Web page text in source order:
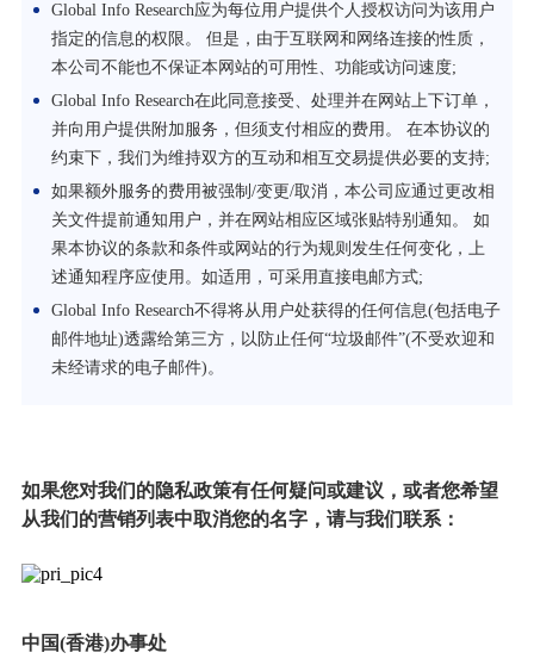
Global Info Research应为每位用户提供个人授权访问为该用户
指定的信息的权限。 但是，由于互联网和网络连接的性质，
本公司不能也不保证本网站的可用性、功能或访问速度;
Global Info Research在此同意接受、处理并在网站上下订单，
并向用户提供附加服务，但须支付相应的费用。 在本协议的
约束下，我们为维持双方的互动和相互交易提供必要的支持;
如果额外服务的费用被强制/变更/取消，本公司应通过更改相
关文件提前通知用户，并在网站相应区域张贴特别通知。 如
果本协议的条款和条件或网站的行为规则发生任何变化，上
述通知程序应使用。如适用，可采用直接电邮方式;
Global Info Research不得将从用户处获得的任何信息(包括电子
邮件地址)透露给第三方，以防止任何“垃圾邮件”(不受欢迎和
未经请求的电子邮件)。
如果您对我们的隐私政策有任何疑问或建议，或者您希望
从我们的营销列表中取消您的名字，请与我们联系：
中国(香港)办事处